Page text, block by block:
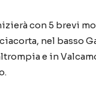
con 5 brevi
nel basso
e in